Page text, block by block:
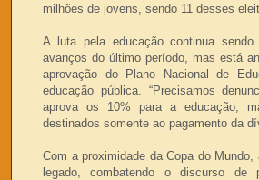
milhões de jovens, sendo 11 desses
A luta pela educação continua
avanços do último período, mas está
aprovação do Plano Nacional de
educação pública. “Precisamos
aprova os 10% para a educação,
destinados somente ao pagamento da
Com a proximidade da Copa do
legado, combatendo o discurso de